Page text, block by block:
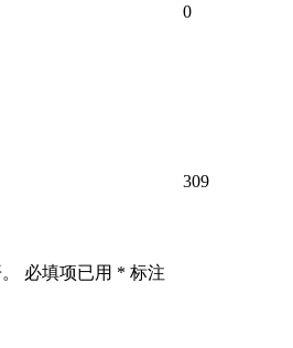
0
309
必填项已用 * 标注